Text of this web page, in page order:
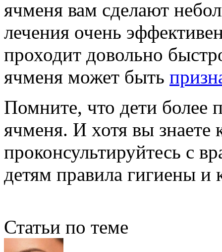
ячменя вам сделают
лечения очень
проходит довольно
ячменя может быть
Помните, что дети более
ячменя. И хотя вы знаете
проконсультируйтесь с
детям правила гигиены и
Статьи по теме